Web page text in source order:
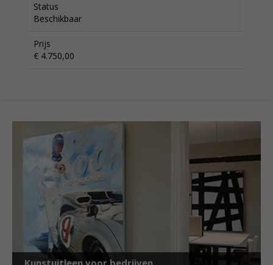
Status
Beschikbaar
Prijs
€ 4.750,00
Kunstuitleen voor bedrijven